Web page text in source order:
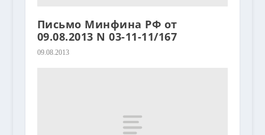
Письмо Минфина РФ от
09.08.2013 N 03-11-11/167
09.08.2013